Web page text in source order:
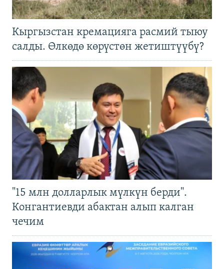
Кыргызстан кремацияга расмий тыюу
салды. Өлкөдө көрүстөн жетиштүүбү?
"15 млн долларлык мүлкүн берди".
Конгантиевди абактан алып калган
чечим